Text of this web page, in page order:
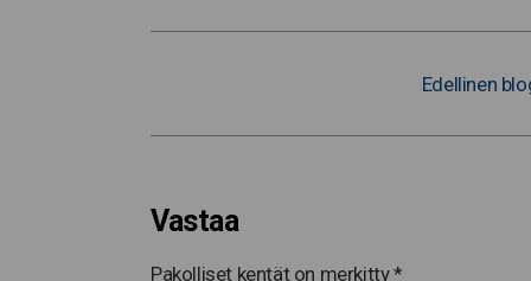
Edellinen
Vastaa
Pakolliset kentät on merkitty*